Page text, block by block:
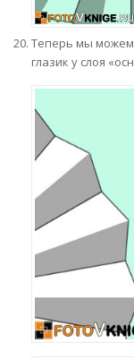
Теперь мы
глазик у слоя